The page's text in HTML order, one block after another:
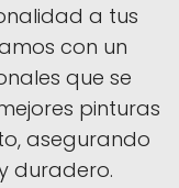
a tus
con un
que se
pinturas
asegurando
duradero.